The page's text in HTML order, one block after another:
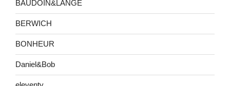
BAUDOIN&LANGE
BERWICH
BONHEUR
Daniel&Bob